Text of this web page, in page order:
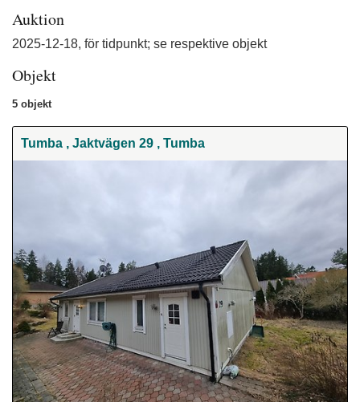
Auktion
2025-12-18, för tidpunkt; se respektive objekt
Objekt
5 objekt
Tumba , Jaktvägen 29 , Tumba